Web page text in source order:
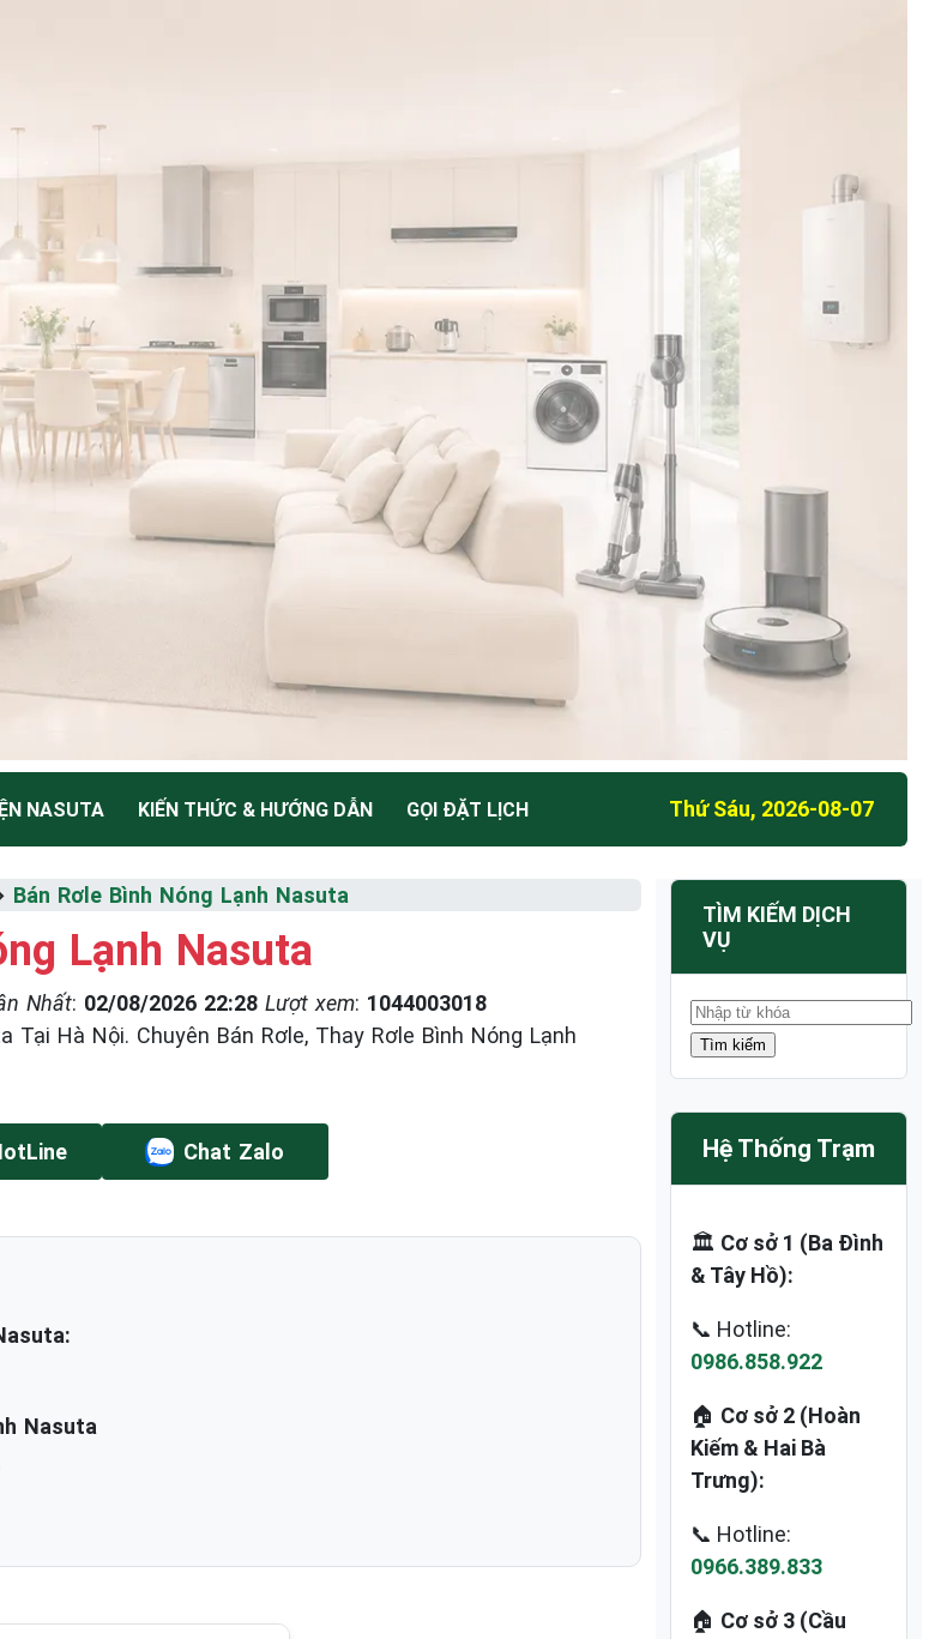
NASUTA KIẾN THỨC & HƯỚNG DẪN GỌI ĐẶT LỊCH Thứ Sáu, 2026-08-07
Bán Rơle Bình Nóng Lạnh Nasuta
Lạnh Nasuta
Nhất: 02/08/2026 22:28 Lượt xem: 1044003018
Tại Hà Nội. Chuyên Bán Rơle, Thay Rơle Bình Nóng Lạnh
Chat Zalo
Nasuta
TÌM KIẾM DỊCH
VỤ
Hệ Thống Trạm
🏛️ Cơ sở 1 (Ba Đình
& Tây Hồ):
📞 Hotline:
0986.858.922
🏠 Cơ sở 2 (Hoàn
Kiếm & Hai Bà
Trưng):
📞 Hotline:
0966.389.833
🏠 Cơ sở 3 (Cầu